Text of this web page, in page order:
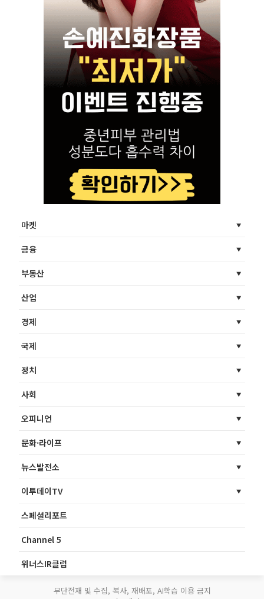
마켓
금융
부동산
산업
경제
국제
정치
사회
오피니언
문화·라이프
뉴스발전소
이투데이TV
스페셜리포트
Channel 5
위너스IR클럽
무단전재 및 수집, 복사, 재배포, AI학습 이용 금지